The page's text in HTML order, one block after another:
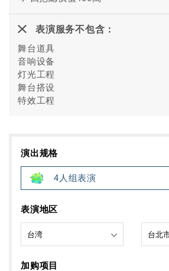
表演服务不包含：
舞台道具
音响设备
灯光工程
舞台搭设
特效工程
演出规格
4人组表演
表演地区
加购项目